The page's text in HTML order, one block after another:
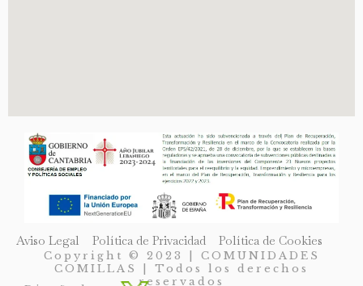
Aviso Legal Política de Privacidad Política de Cookies
Copyright © 2023 | COMUNIDADES
COMILLAS | Todos los derechos
reservados